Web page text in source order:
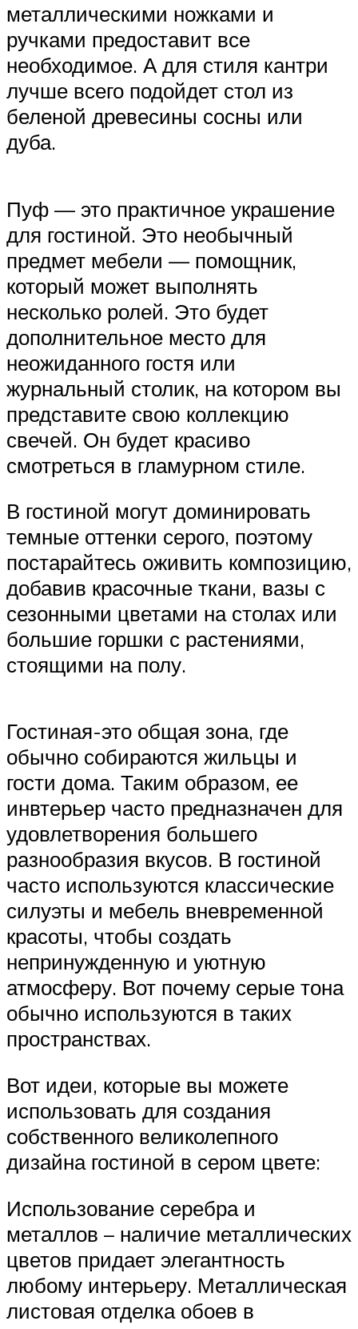
металлическими ножками и
ручками предоставит все
необходимое. А для стиля кантри
лучше всего подойдет стол из
беленой древесины сосны или
дуба.
Пуф — это практичное украшение
для гостиной. Это необычный
предмет мебели — помощник,
который может выполнять
несколько ролей. Это будет
дополнительное место для
неожиданного гостя или
журнальный столик, на котором вы
представите свою коллекцию
свечей. Он будет красиво
смотреться в гламурном стиле.
В гостиной могут доминировать
темные оттенки серого, поэтому
постарайтесь оживить композицию,
добавив красочные ткани, вазы с
сезонными цветами на столах или
большие горшки с растениями,
стоящими на полу.
Гостиная-это общая зона, где
обычно собираются жильцы и
гости дома. Таким образом, ее
инвтерьер часто предназначен для
удовлетворения большего
разнообразия вкусов. В гостиной
часто используются классические
силуэты и мебель вневременной
красоты, чтобы создать
непринужденную и уютную
атмосферу. Вот почему серые тона
обычно используются в таких
пространствах.
Вот идеи, которые вы можете
использовать для создания
собственного великолепного
дизайна гостиной в сером цвете:
Использование серебра и
металлов – наличие металлических
цветов придает элегантность
любому интерьеру. Металлическая
листовая отделка обоев в